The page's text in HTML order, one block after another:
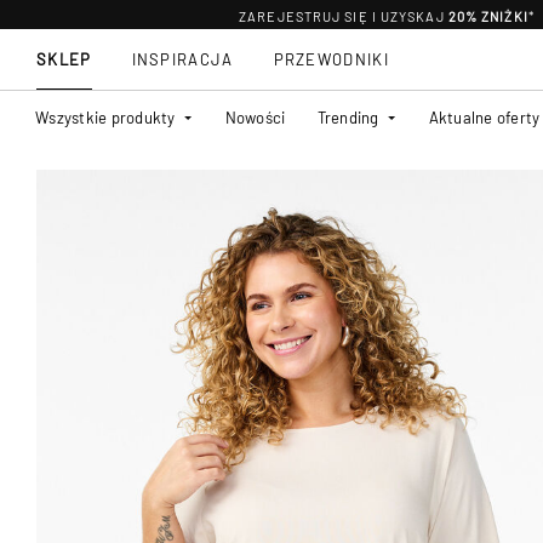
ZAREJESTRUJ SIĘ I UZYSKAJ 20% ZNIŻKI*
SKLEP
Wszystkie produkty Nowości Trending Aktualne oferty
INSPIRACJA PRZEWODNIKI